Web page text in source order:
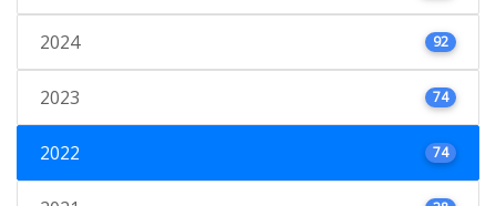
2024 92
2023 74
2022 74